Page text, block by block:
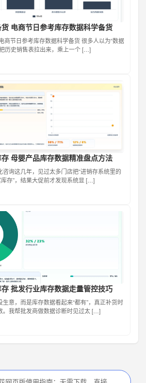
电商节日参考库存数据科学备货
商节日参考库存数据科学备货 很多人以为“数据
历史销售表拉出来，乘上一个 […]
母婴产品库存数据精准盘点方法
询这几年，见过太多门店把“进销存系统里的
库存”，结果大促前才发现系统显 […]
批发行业库存数据走量管控技巧
意，而是库存数据看起来“都有”，真正补货时
。我帮批发商做数据诊断时见过太 […]